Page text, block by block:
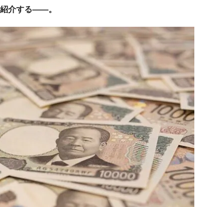
介する――。